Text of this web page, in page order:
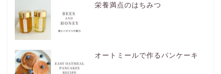
栄養満点のはちみつ
オートミールで作るパンケーキ